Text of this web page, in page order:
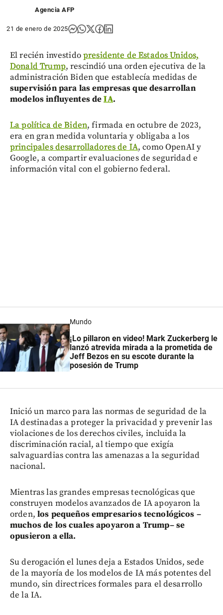
Agencia AFP
21 de enero de 2025
El recién investidopresidente de Estados Unidos,
Donald Trump, rescindió una orden ejecutiva de la
administración Biden que establecía medidas de
supervisión para las empresas que desarrollan
modelos influyentes deIA.
La política de Biden, firmada en octubre de 2023,
era en gran medida voluntaria y obligaba a los
principales desarrolladores de IA, como OpenAI y
Google, a compartir evaluaciones de seguridad e
información vital con el gobierno federal.
Mundo
¡Lo pillaron en video! Mark Zuckerberg le
lanzó atrevida mirada a la prometida de
Jeff Bezos en su escote durante la
posesión de Trump
Inició un marco para las normas de seguridad de la
IA destinadas a proteger la privacidad y prevenir las
violaciones de los derechos civiles, incluida la
discriminación racial, al tiempo que exigía
salvaguardias contra las amenazas a la seguridad
nacional.
Mientras las grandes empresas tecnológicas que
construyen modelos avanzados de IA apoyaron la
orden,los pequeños empresarios tecnológicos –
muchos de los cuales apoyaron a Trump– se
opusieron a ella.
Su derogación el lunes deja a Estados Unidos, sede
de la mayoría de los modelos de IA más potentes del
mundo, sin directrices formales para el desarrollo
de la IA.